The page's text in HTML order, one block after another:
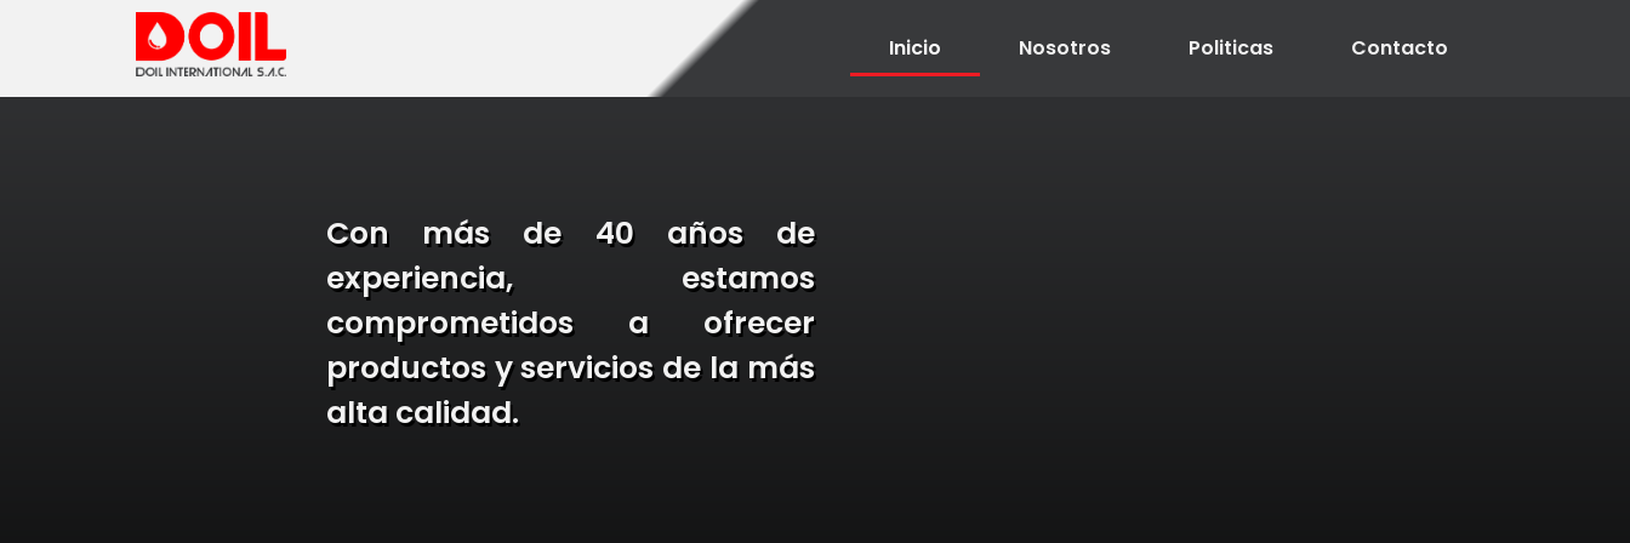
Inicio Nosotros Politicas Contacto
Con más de 40 años de
experiencia, estamos
comprometidos a ofrecer
productos y servicios de la más
alta calidad.